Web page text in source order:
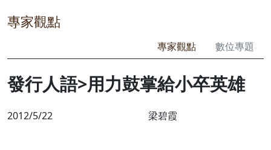
專家觀點
專家觀點 數位專題
發行人語>用力鼓掌給小卒英雄
2012/5/22 梁碧霞